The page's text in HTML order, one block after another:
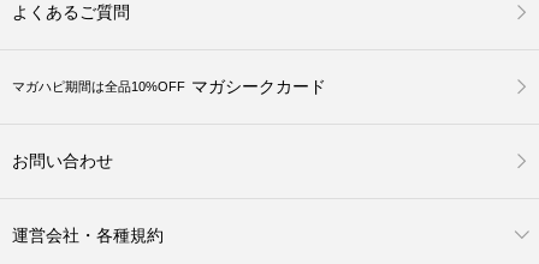
よくあるご質問
マガハピ期間は全品10%OFF マガシークカード
お問い合わせ
運営会社・各種規約